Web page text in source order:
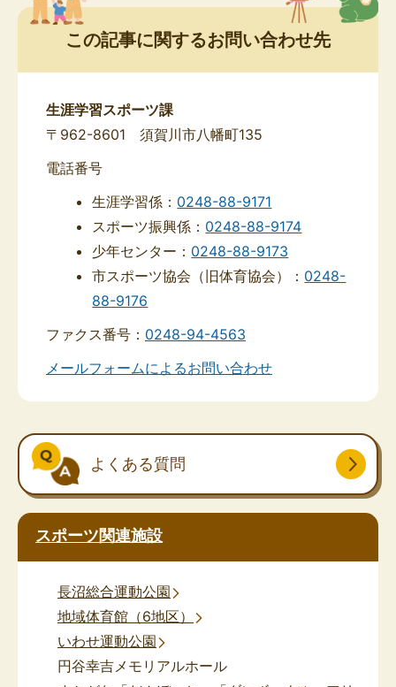
この記事に関するお問い合わせ先
生涯学習スポーツ課
〒962-8601 須賀川市八幡町135
電話番号
生涯学習係： 0248-88-9171
スポーツ振興係： 0248-88-9174
少年センター： 0248-88-9173
市スポーツ協会（旧体育協会）： 0248-
88-9176
ファクス番号： 0248-94-4563
メールフォームによるお問い合わせ
よくある質問
スポーツ関連施設
長沼総合運動公園
地域体育館（6地区）
いわせ運動公園
円谷幸吉メモリアルホール